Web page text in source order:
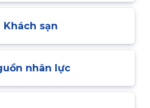
Khách sạn
nhân lực